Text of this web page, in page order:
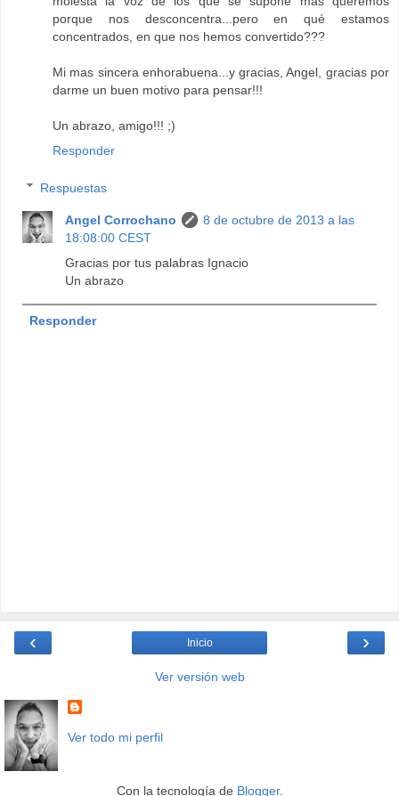
porque nos desconcentra...pero en qué estamos
concentrados, en que nos hemos convertido???
Mi mas sincera enhorabuena...y gracias, Angel, gracias por
darme un buen motivo para pensar!!!
Un abrazo, amigo!!! ;)
Responder
Respuestas
Angel Corrochano
8 de octubre de 2013 a las
18:08:00 CEST
Gracias por tus palabras Ignacio
Un abrazo
Responder
‹ ›
Inicio
Ver versión web
Ver todo mi perfil
Con la tecnología de Blogger.